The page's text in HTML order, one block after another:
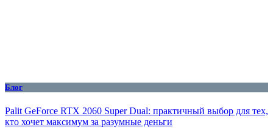
Блог
Palit GeForce RTX 2060 Super Dual: практичный выбор для тех,
кто хочет максимум за разумные деньги